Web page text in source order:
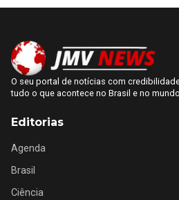
O seu portal de notícias com
tudo o que acontece no Brasil e no mundo.
Editorias
Agenda
Brasil
Ciência